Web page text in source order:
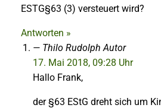
ESTG§63 (3) versteuert wird?
Antworten »
Thilo RudolphAutor
17. Mai 2018, 09:28 Uhr
Hallo Frank,
der §63 EStG dreht sich um